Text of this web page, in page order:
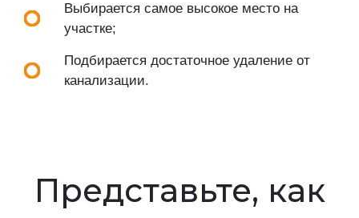
Выбирается самое высокое место на
участке;
Подбирается достаточное удаление от
канализации.
Представьте, как